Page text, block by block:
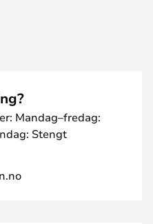
Mandag–fredag:
Stengt